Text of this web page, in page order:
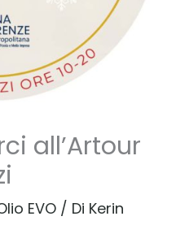
all’Artour
EVO / Di Kerin